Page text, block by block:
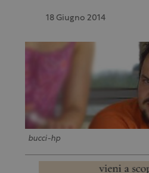
18 Giugno 2014
bucci-hp